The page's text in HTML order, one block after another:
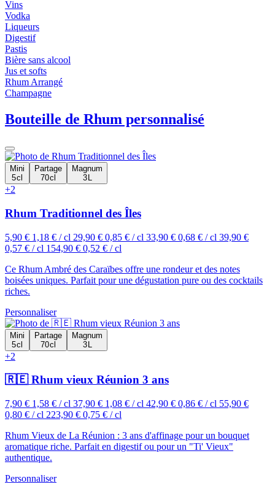
Vins
Vodka
Liqueurs
Digestif
Pastis
Bière sans alcool
Jus et softs
Rhum Arrangé
Champagne
Bouteille de Rhum personnalisé
Mini
5 cl
Partage
70 cl
Magnum
3 L
+2
Rhum Traditionnel des Îles
5,90 € 1,18 € / cl 29,90 € 0,85 € / cl 33,90 € 0,68 € / cl 39,90 €
0,57 € / cl 154,90 € 0,52 € / cl
Ce Rhum Ambré des Caraïbes offre une rondeur et des notes
boisées uniques. Parfait pour une dégustation pure ou des cocktails
riches.
Personnaliser
Mini
5 cl
Partage
70 cl
Magnum
3 L
+2
🇷🇪 Rhum vieux Réunion 3 ans
7,90 € 1,58 € / cl 37,90 € 1,08 € / cl 42,90 € 0,86 € / cl 55,90 €
0,80 € / cl 223,90 € 0,75 € / cl
Rhum Vieux de La Réunion : 3 ans d'affinage pour un bouquet
aromatique riche. Parfait en digestif ou pour un "Ti' Vieux"
authentique.
Personnaliser